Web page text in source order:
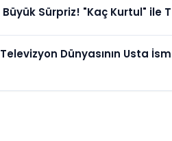
Sürpriz! "Kaç Kurtul" ile
Dünyasının Usta